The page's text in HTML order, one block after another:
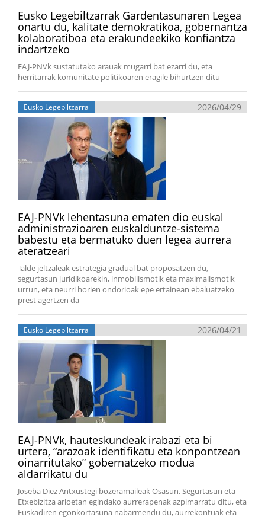
Eusko Legebiltzarrak Gardentasunaren Legea
onartu du, kalitate demokratikoa, gobernantza
kolaboratiboa eta erakundeekiko konfiantza
indartzeko
EAJ-PNVk sustatutako arauak mugarri bat ezarri du, eta
herritarrak komunitate politikoaren eragile bihurtzen ditu
Eusko Legebiltzarra 2026/04/29
EAJ-PNVk lehentasuna ematen dio euskal
administrazioaren euskalduntze-sistema
babestu eta bermatuko duen legea aurrera
ateratzeari
Talde jeltzaleak estrategia gradual bat proposatzen du,
segurtasun juridikoarekin, inmobilismotik eta maximalismotik
urrun, eta neurri horien ondorioak epe ertainean ebaluatzeko
prest agertzen da
Eusko Legebiltzarra 2026/04/21
EAJ-PNVk, hauteskundeak irabazi eta bi
urtera, “arazoak identifikatu eta konpontzean
oinarritutako” gobernatzeko modua
aldarrikatu du
Joseba Diez Antxustegi bozeramaileak Osasun, Segurtasun eta
Etxebizitza arloetan egindako aurrerapenak azpimarratu ditu, eta
Euskadiren egonkortasuna nabarmendu du, aurrekontuak eta